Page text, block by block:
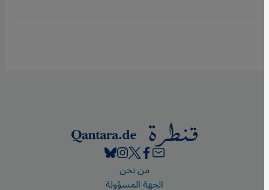
Footer
من نحن
الجهة المسؤولة